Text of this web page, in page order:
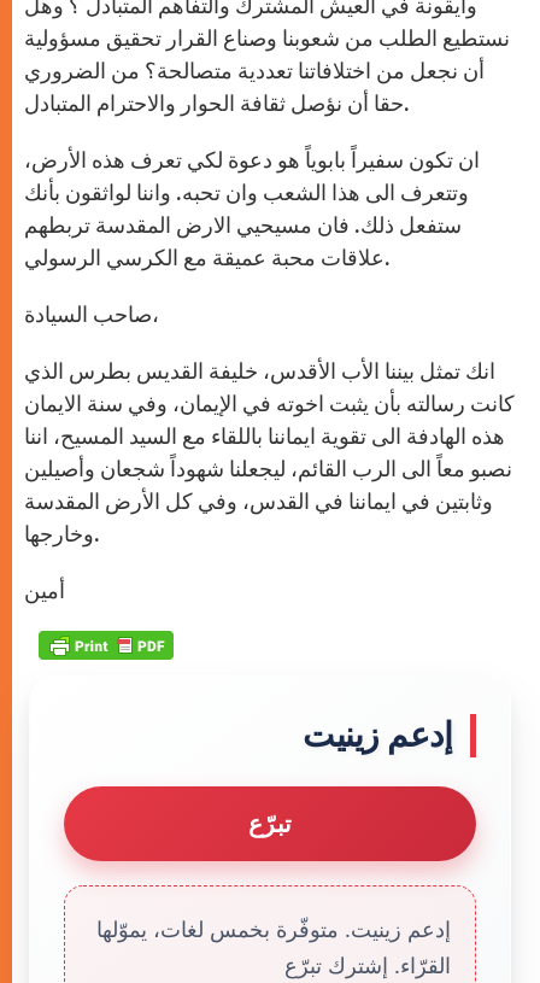
وأيقونة في العيش المشترك والتفاهم المتبادل ؟ وهل
نستطيع الطلب من شعوبنا وصناع القرار تحقيق مسؤولية
أن نجعل من اختلافاتنا تعددية متصالحة؟ من الضروري
حقا أن نؤصل ثقافة الحوار والاحترام المتبادل.
ان تكون سفيراً بابوياً هو دعوة لكي تعرف هذه الأرض،
وتتعرف الى هذا الشعب وان تحبه. واننا لواثقون بأنك
ستفعل ذلك. فان مسيحيي الارض المقدسة تربطهم
علاقات محبة عميقة مع الكرسي الرسولي.
صاحب السيادة،
انك تمثل بيننا الأب الأقدس، خليفة القديس بطرس الذي
كانت رسالته بأن يثبت اخوته في الإيمان، وفي سنة الايمان
هذه الهادفة الى تقوية ايماننا باللقاء مع السيد المسيح، اننا
نصبو معاً الى الرب القائم، ليجعلنا شهوداً شجعان وأصيلين
وثابتين في ايماننا في القدس، وفي كل الأرض المقدسة
وخارجها.
إدعم زينيت
تبرّع
إدعم زينيت. متوفّرة بخمس لغات، يموّلها
القرّاء. إشترك تبرّع